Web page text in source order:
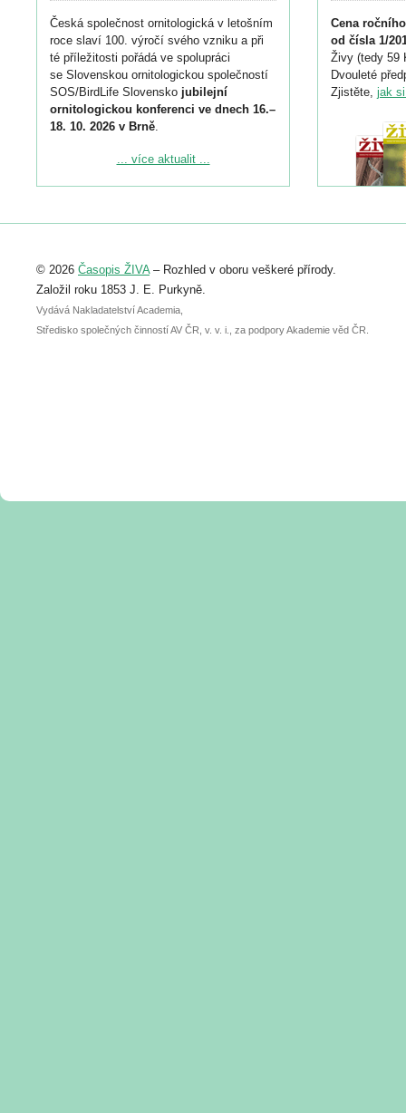
Česká společnost ornitologická v letošním
roce slaví 100. výročí svého vzniku a při
té příležitosti pořádá ve spolupráci
se Slovenskou ornitologickou společností
SOS/BirdLife Slovensko jubilejní
ornitologickou konferenci ve dnech 16.–
18. 10. 2026 v Brně.
Podrobnější informace ke konferenci
Registrovat se můžete do 6. září.
abstraktu přihlášené přednášky nebo
posteru je už 30. června.
... více aktualit ...
Cena
od čísla 1/
Živy (tedy 59
Dvouleté
Zjistěte, jak
© 2026 Časopis ŽIVA– Rozhled v oboru veškeré přírody.
Založil roku 1853 J. E. Purkyně.
Vydává Nakladatelství Academia,
Středisko společných činností AV ČR, v. v. i., za podpory Akademie věd ČR.